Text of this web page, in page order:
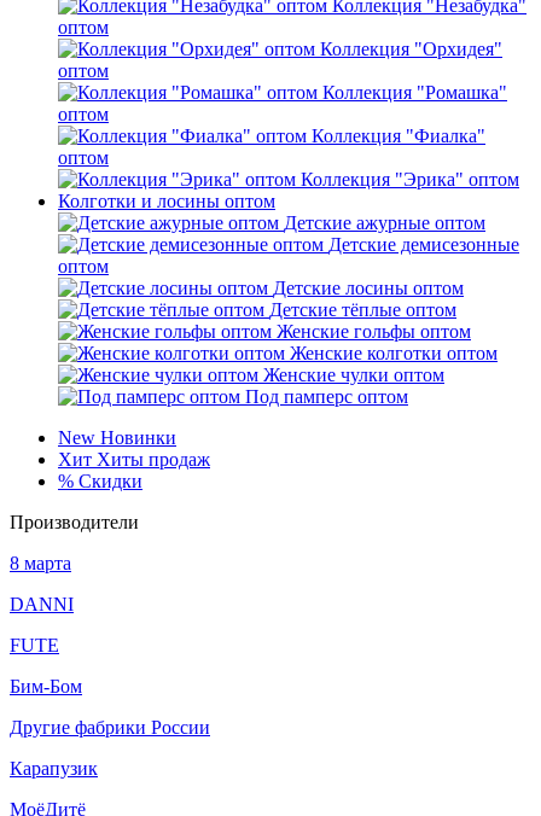
Коллекция "Незабудка"
оптом
Коллекция "Орхидея"
оптом
Коллекция "Ромашка"
оптом
Коллекция "Фиалка"
оптом
Коллекция "Эрика" оптом
Колготки и лосины оптом
Детские ажурные оптом
Детские демисезонные
оптом
Детские лосины оптом
Детские тёплые оптом
Женские гольфы оптом
Женские колготки оптом
Женские чулки оптом
Под памперс оптом
New Новинки
Хит Хиты продаж
% Скидки
Производители
8 марта
DANNI
FUTE
Бим-Бом
Другие фабрики России
Карапузик
МоёДитё